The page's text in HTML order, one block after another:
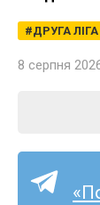
ДРУГА ЛІГА
8 серпня